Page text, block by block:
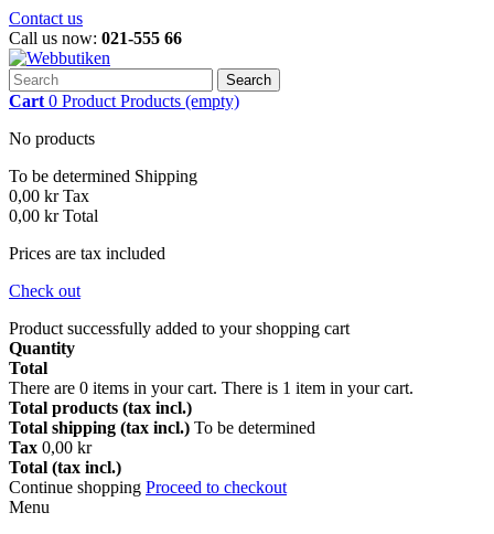
Contact us
Call us now: 021-555 66
Search
Cart 0 Product Products (empty)
No products
To be determined Shipping
0,00 kr Tax
0,00 kr Total
Prices are tax included
Check out
Product successfully added to your shopping cart
Quantity
Total
There are 0 items in your cart. There is 1 item in your cart.
Total products (tax incl.)
Total shipping (tax incl.) To be determined
Tax 0,00 kr
Total (tax incl.)
Continue shopping Proceed to checkout
Menu